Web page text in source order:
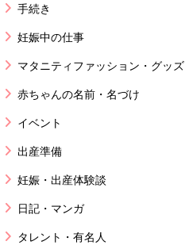
手続き
妊娠中の仕事
マタニティファッション・グッズ
赤ちゃんの名前・名づけ
イベント
出産準備
妊娠・出産体験談
日記・マンガ
タレント・有名人